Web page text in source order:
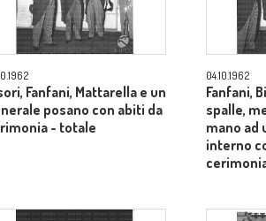
Fanfani, Mattarella e un
posano con abiti da
- totale
04.10.1962
Fanfani,
spalle,
mano ad
interno